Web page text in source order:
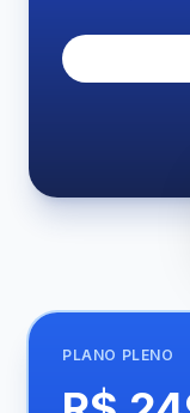
PLANO PLENO